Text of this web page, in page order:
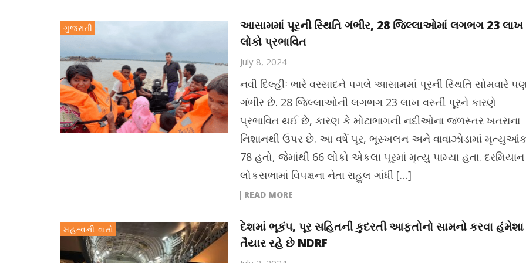
ગુજરાતી
આસામમાં પૂરની સ્થિતિ ગંભીર, 28 જિલ્લાઓમાં લગભગ 23 લાખ
લોકો પ્રભાવિત
July 8, 2024
નવી દિલ્હીઃ ભારે વરસાદને પગલે આસામમાં પૂરની સ્થિતિ સોમવારે
ગંભીર છે. 28 જિલ્લાઓની લગભગ 23 લાખ વસ્તી પૂરને કારણે
પ્રભાવિત થઈ છે, કારણ કે મોટાભાગની નદીઓના જળસ્તર ખતરાના
નિશાનથી ઉપર છે. આ વર્ષે પૂર, ભૂસ્ખલન અને વાવાઝોડામાં
78 હતો, જેમાંથી 66 લોકો એકલા પૂરમાં મૃત્યુ પામ્યા હતા. દરમિયાન
લોકસભામાં વિપક્ષના નેતા રાહુલ ગાંધી […]
READ MORE
મહત્વની વાતો
દેશમાં ભૂકંપ, પૂર સહિતની કુદરતી આફતોનો સામનો કરવા હંમેશા
તૈયાર રહે છે NDRF